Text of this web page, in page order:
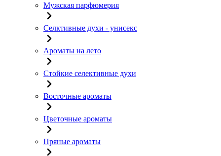
Мужская парфюмерия
Селктивные духи - унисекс
Ароматы на лето
Стойкие селективные духи
Восточные ароматы
Цветочные ароматы
Пряные ароматы